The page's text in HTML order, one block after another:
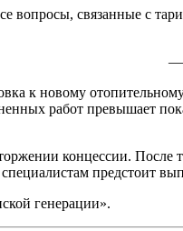
вопросы, связанные с
—
к новому
работ превышает
концессии. После
предстоит
генерации».